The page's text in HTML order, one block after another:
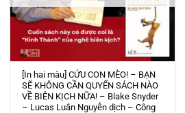
[In hai màu] CỨU CON MÈO! – BẠN
SẼ KHÔNG CẦN QUYỂN SÁCH NÀO
VỀ BIÊN KỊCH NỮA! – Blake Snyder
– Lucas Luân Nguyễn dịch – Công